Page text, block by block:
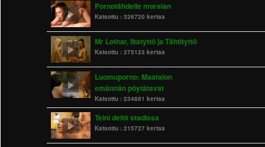
Pornotähdelle morsian
Katsottu : 326720 kertaa
Mr Lothar, Iltatyttö ja Tähtityttö
Katsottu : 275123 kertaa
Luomuporno: Maatalon
emännän pöytätavat
Katsottu : 234881 kertaa
Teini deitit stadissa
Katsottu : 215727 kertaa